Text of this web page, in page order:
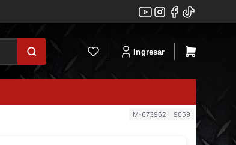
Ingresar
M-673962 9059